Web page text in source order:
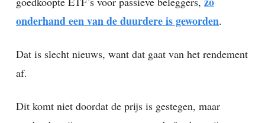
onderhand een van de duurdere is geworden.
Dat is slecht nieuws, want dat gaat van het rendement
af.
Dit komt niet doordat de prijs is gestegen, maar